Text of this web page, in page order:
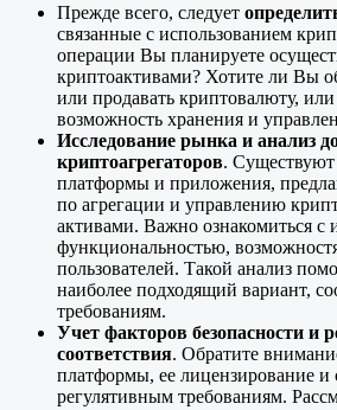
Прежде всего, следует
связанные с использованием
операции Вы планируете
криптоактивами? Хотите ли Вы
или продавать криптовалюту,
возможность хранения и
Исследование рынка и анализ
криптоагрегаторов.
платформы и приложения,
по агрегации и управлению
активами. Важно ознакомиться с
функциональностью,
пользователей. Такой анализ
наиболее подходящий вариант,
требованиям.
Учет факторов безопасности и
соответствия. Обратите
платформы, ее лицензирование и
регулятивным требованиям.